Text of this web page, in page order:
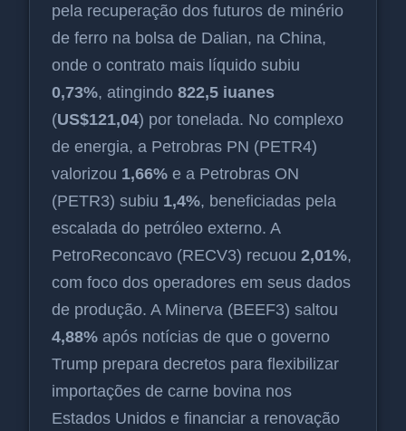
pela recuperação dos futuros de minério
de ferro na bolsa de Dalian, na China,
onde o contrato mais líquido subiu
0,73%, atingindo 822,5 iuanes
(US$121,04) por tonelada. No complexo
de energia, a Petrobras PN (PETR4)
valorizou 1,66% e a Petrobras ON
(PETR3) subiu 1,4%, beneficiadas pela
escalada do petróleo externo. A
PetroReconcavo (RECV3) recuou 2,01%,
com foco dos operadores em seus dados
de produção. A Minerva (BEEF3) saltou
4,88% após notícias de que o governo
Trump prepara decretos para flexibilizar
importações de carne bovina nos
Estados Unidos e financiar a renovação